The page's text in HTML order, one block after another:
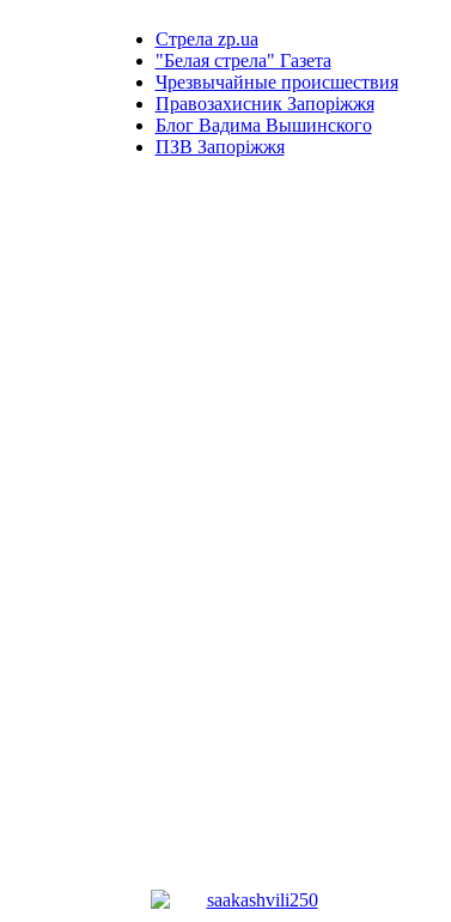
Стрела zp.ua
"Белая стрела" Газета
Чрезвычайные происшествия
Правозахисник Запоріжжя
Блог Вадима Вышинского
ПЗВ Запоріжжя